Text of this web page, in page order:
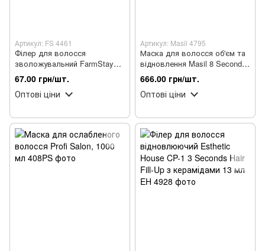
Артикул: FS 4461
Філер для волосся
зволожувальний FarmStay
Hyaluronic Acid з
гіалуроновою кислотою 13
мл
67.00 грн/шт.
Оптові ціни
Артикул: Masil 4795
Маска для волосся об'єм та
відновлення Masil 8 Seconds
Salon Liquid, 200 мл
666.00 грн/шт.
Оптові ціни